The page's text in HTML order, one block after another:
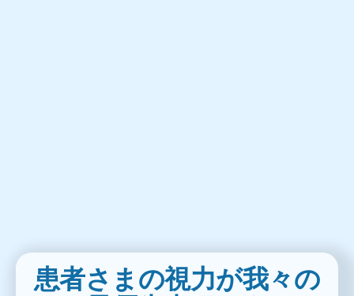
患者さまの視力が我々の